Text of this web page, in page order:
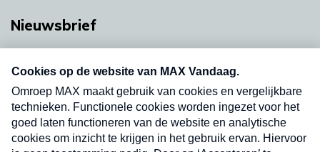
Nieuwsbrief
nieuwsbrief. Elke vrijdag- en dinsdagochtend in
uw mailbox.
Verzend